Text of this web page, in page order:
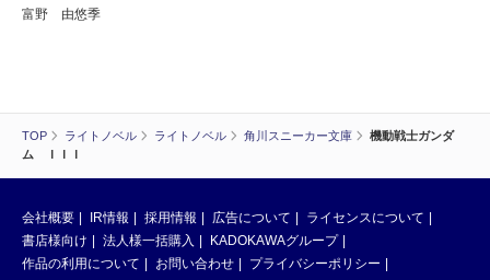
TOP ライトノベル ライトノベル 角川スニーカー文庫
機動戦士ガンダ
ム ＩＩＩ
富野 由悠季
会社概要 IR情報 採用情報 広告について
ライセンスについて
書店様向け
法人様一括購入
KADOKAWAグループ
作品の利用について
お問い合わせ
プライバシーポリシー